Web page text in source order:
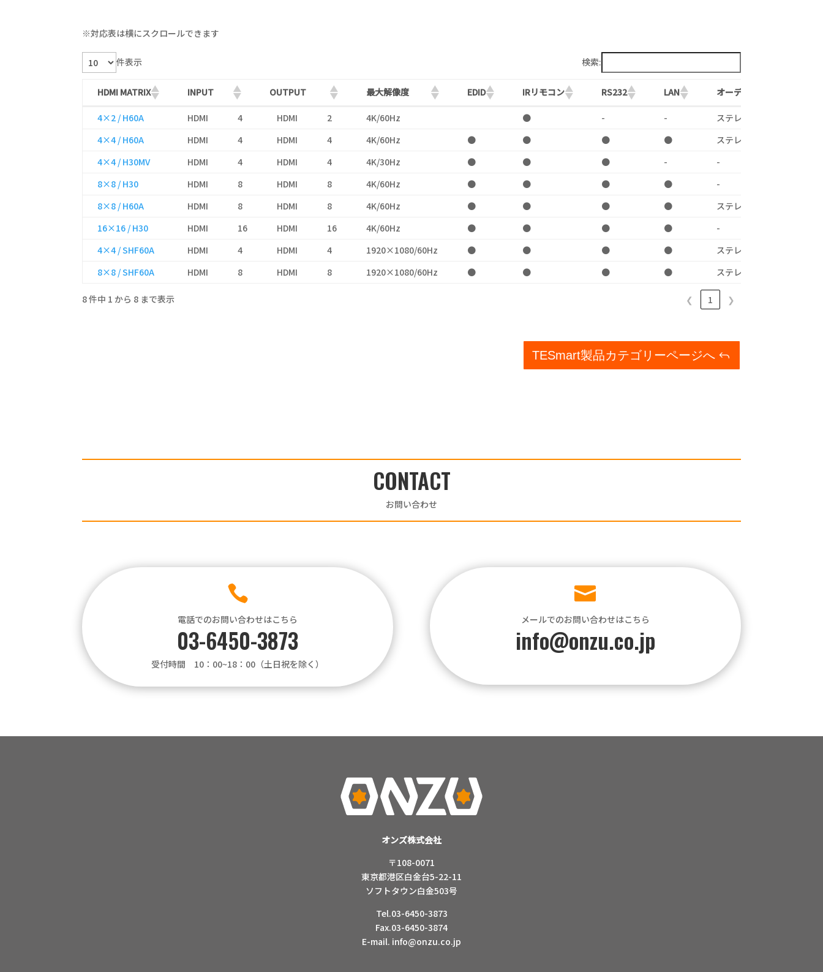
※対応表は横にスクロールできます
件表示 検索:
HDMI MATRIX INPUT OUTPUT 最大解像度 EDID IRリモコン RS232 LAN オーディオ
HDMI MATRIX
INPUT OUTPUT 最大解像度 IRリモコン オーディオ
4×2 / H60A HDMI 4 HDMI 2 4K/60Hz ● - - ステレオミニ
4×4 / H60A
HDMI 4 HDMI 4 4K/60Hz ● ● ● ● ステレオミニ
4×4 / H30MV
HDMI 4 HDMI 4 4K/30Hz ● ● ● - -
8×8 / H30
HDMI 8 HDMI 8 4K/60Hz ● ● ● ● -
8×8 / H60A
HDMI 8 HDMI 8 4K/60Hz ● ● ● ● ステレオミニ
16×16 / H30
HDMI 16 HDMI 16 4K/60Hz ● ● ● ● -
4×4 / SHF60A
HDMI 4 HDMI 4 1920×1080/60Hz ● ● ● ● ステレオミニ
8×8 / SHF60A
HDMI 8 HDMI 8 1920×1080/60Hz ● ● ● ● ステレオミニ
8 件中 1 から 8 まで表示 ❮ 1 ❯
TESmart製品カテゴリーページへ
CONTACT
お問い合わせ

電話でのお問い合わせはこちら
03-6450-3873
受付時間 10：00~18：00（土日祝を除く）

メールでのお問い合わせはこちら
info@onzu.co.jp
オンズ株式会社
〒108-0071
東京都港区白金台5-22-11
ソフトタウン白金503号
Tel.03-6450-3873
Fax.03-6450-3874
E-mail. info@onzu.co.jp